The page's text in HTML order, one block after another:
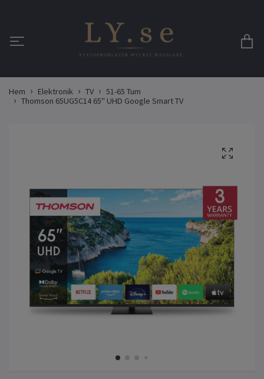
Hem Elektronik TV
51-65 Tum
Thomson 65UG5C14 65" UHD Google Smart TV